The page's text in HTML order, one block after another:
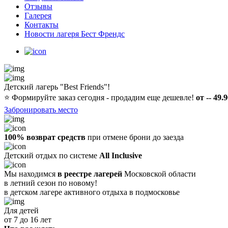
Отзывы
Галерея
Контакты
Новости лагеря Бест Френдс
Детский лагерь "Best Friends"!
⭐️ Формируйте заказ сегодня - продадим еще дешевле! от --
Забронировать место
100% возврат средств при отмене брони до заезда
Детский отдых по системе All Inclusive
Мы находимся в реестре лагерей Московской области
в летний сезон по новому!
в детском лагере активного отдыха в подмосковье
Для детей
от 7 до 16 лет